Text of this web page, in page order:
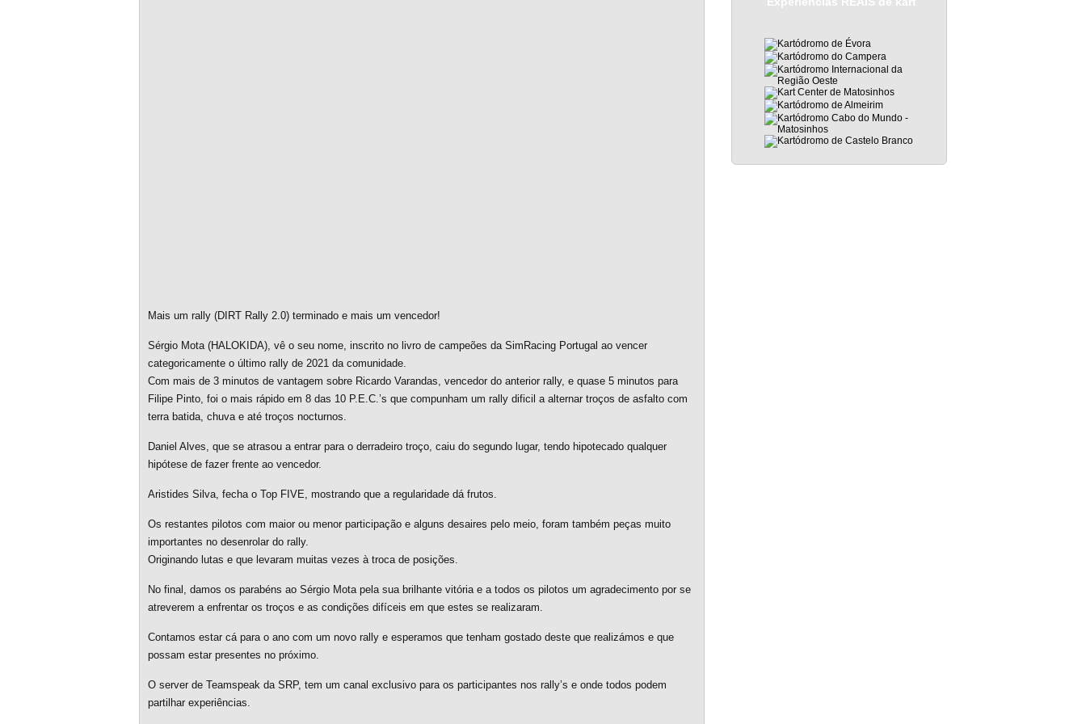
Mais um rally (DIRT Rally 2.0) terminado e mais um vencedor!
Sérgio Mota (HALOKIDA), vê o seu nome, inscrito no livro de campeões da SimRacing Portugal ao vencer
categoricamente o último rally de 2021 da comunidade.
Com mais de 3 minutos de vantagem sobre Ricardo Varandas, vencedor do anterior rally, e quase 5 minutos para
Filipe Pinto, foi o mais rápido em 8 das 10 P.E.C.’s que compunham um rally dificil a alternar troços de asfalto com
terra batida, chuva e até troços nocturnos.
Daniel Alves, que se atrasou a entrar para o derradeiro troço, caiu do segundo lugar, tendo hipotecado qualquer
hipótese de fazer frente ao vencedor.
Aristides Silva, fecha o Top FIVE, mostrando que a regularidade dá frutos.
Os restantes pilotos com maior ou menor participação e alguns desaires pelo meio, foram também peças muito
importantes no desenrolar do rally.
Originando lutas e que levaram muitas vezes à troca de posições.
No final, damos os parabéns ao Sérgio Mota pela sua brilhante vitória e a todos os pilotos um agradecimento por se
atreverem a enfrentar os troços e as condições difíceis em que estes se realizaram.
Contamos estar cá para o ano com um novo rally e esperamos que tenham gostado deste que realizámos e que
possam estar presentes no próximo.
O server de Teamspeak da SRP, tem um canal exclusivo para os participantes nos rally’s e onde todos podem
partilhar experiências.